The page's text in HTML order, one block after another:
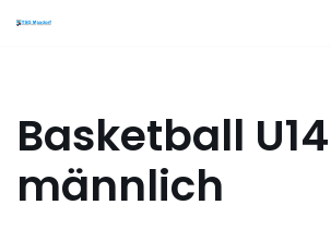
Basketball U14
männlich